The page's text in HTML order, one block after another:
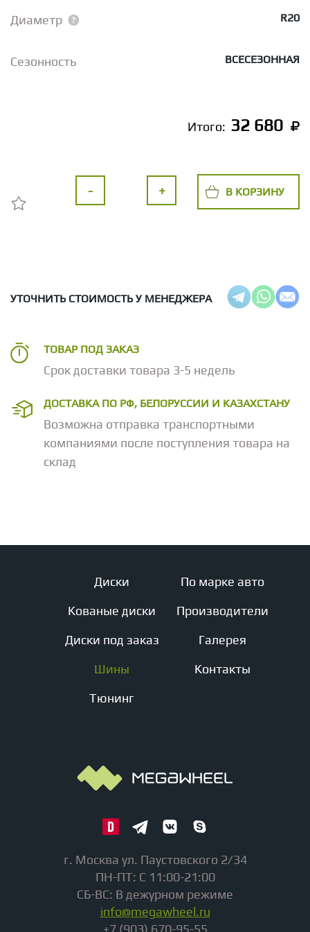
Диаметр R20
Сезонность ВСЕСЕЗОННАЯ
Итого: 32 680
- + В КОРЗИНУ
УТОЧНИТЬ СТОИМОСТЬ У МЕНЕДЖЕРА
ТОВАР ПОД ЗАКАЗ
Срок доставки товара 3-5 недель
ДОСТАВКА ПО РФ, БЕЛОРУССИИ И КАЗАХСТАНУ
Возможна отправка транспортными
компаниями после поступления товара на
склад
Диски
Кованые диски
Диски под заказ
Шины
Тюнинг
По марке авто
Производители
Галерея
Контакты
г. Москва ул. Паустовского 2/34
ПН-ПТ: С 11:00-21:00
СБ-ВС: В дежурном режиме
info@megawheel.ru
+7 (903) 670-95-55